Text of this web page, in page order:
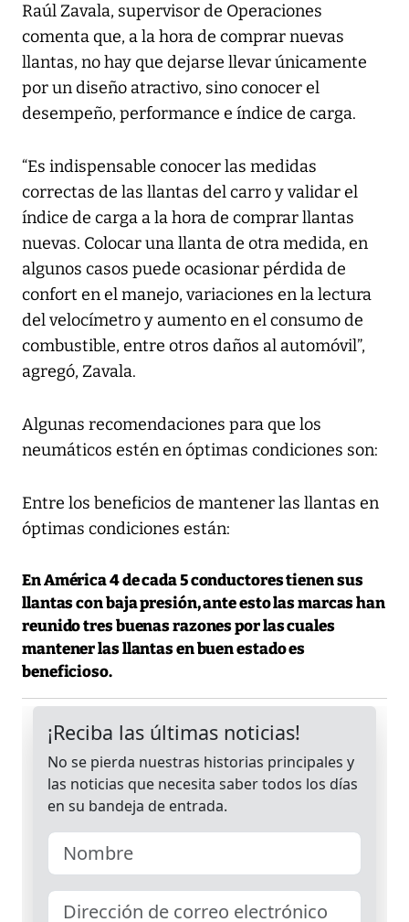
Raúl Zavala, supervisor de Operaciones
comenta que, a la hora de comprar nuevas
llantas, no hay que dejarse llevar únicamente
por un diseño atractivo, sino conocer el
desempeño, performance e índice de carga.
“Es indispensable conocer las medidas
correctas de las llantas del carro y validar el
índice de carga a la hora de comprar llantas
nuevas. Colocar una llanta de otra medida, en
algunos casos puede ocasionar pérdida de
confort en el manejo, variaciones en la lectura
del velocímetro y aumento en el consumo de
combustible, entre otros daños al automóvil”,
agregó, Zavala.
Algunas recomendaciones para que los
neumáticos estén en óptimas condiciones son:
Entre los beneficios de mantener las llantas en
óptimas condiciones están:
En América 4 de cada 5 conductores tienen sus
llantas con baja presión, ante esto las marcas han
reunido tres buenas razones por las cuales
mantener las llantas en buen estado es
beneficioso.